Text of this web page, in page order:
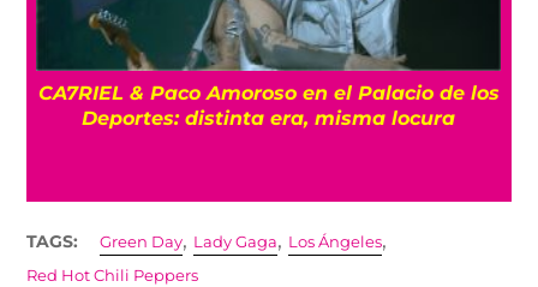
CA7RIEL & Paco Amoroso en el Palacio de los
Deportes: distinta era, misma locura
TAGS: Green Day, Lady Gaga, Los Ángeles,
Red Hot Chili Peppers